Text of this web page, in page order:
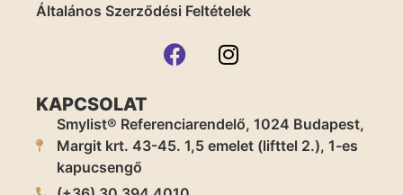
Általános Szerződési Feltételek
KAPCSOLAT
Smylist® Referenciarendelő, 1024 Budapest,
Margit krt. 43-45. 1,5 emelet (lifttel 2.), 1-es
kapucsengő